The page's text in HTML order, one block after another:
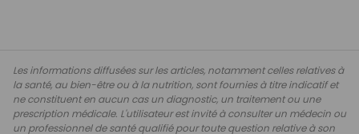
Les informations diffusées sur les articles, notamment celles relatives à
la santé, au bien-être ou à la nutrition, sont fournies à titre indicatif et
ne constituent en aucun cas un diagnostic, un traitement ou une
prescription médicale. L'utilisateur est invité à consulter un médecin ou
un professionnel de santé qualifié pour toute question relative à son